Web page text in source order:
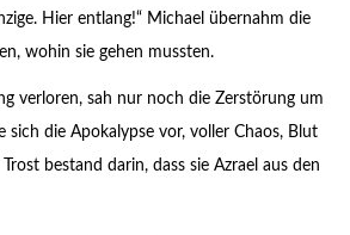
Hier entlang!“ Michael übernahm die
wohin sie gehen mussten.
verloren, sah nur noch die Zerstörung um
sich die Apokalypse vor, voller Chaos, Blut
bestand darin, dass sie Azrael aus den